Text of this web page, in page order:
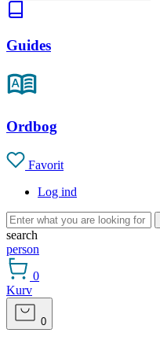
Guides
Ordbog
Favorit
Log ind
search
person
0
Kurv
0